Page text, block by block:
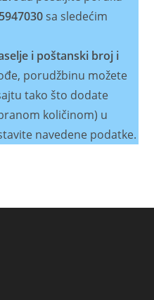
sa sledećim
i poštanski broj i
porudžbinu možete
tako što dodate
količinom) u
navedene podatke.